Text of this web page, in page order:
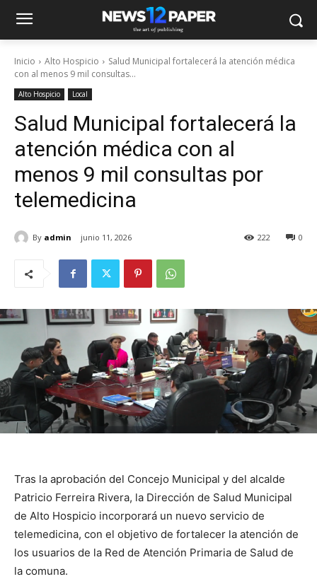
Inicio Alto Hospicio
Salud Municipal fortalecerá la atención médica
con al menos 9 mil consultas...
Alto Hospicio Local
Salud Municipal fortalecerá la
atención médica con al
menos 9 mil consultas por
telemedicina
By admin junio 11, 2026 0
222
Tras la aprobación del Concejo Municipal y del alcalde
Patricio Ferreira Rivera, la Dirección de Salud Municipal
de Alto Hospicio incorporará un nuevo servicio de
telemedicina, con el objetivo de fortalecer la atención de
los usuarios de la Red de Atención Primaria de Salud de
la comuna.